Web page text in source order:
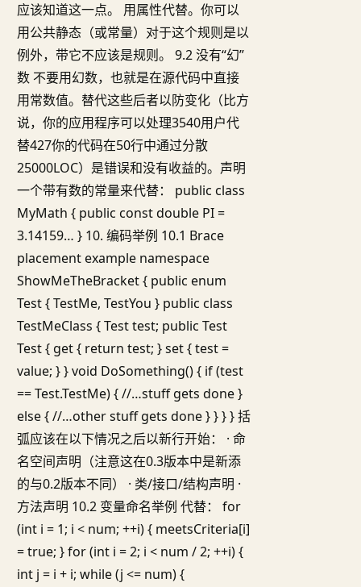
应该知道这一点。 用属性代替。你可以
用公共静态（或常量）对于这个规则是以
例外，带它不应该是规则。 9.2 没有“幻”
数 不要用幻数，也就是在源代码中直接
用常数值。替代这些后者以防变化（比方
说，你的应用程序可以处理3540用户代
替427你的代码在50行中通过分散
25000LOC）是错误和没有收益的。声明
一个带有数的常量来代替： public class
MyMath { public const double PI =
3.14159… } 10. 编码举例 10.1 Brace
placement example namespace
ShowMeTheBracket { public enum
Test { TestMe, TestYou } public class
TestMeClass { Test test; public Test
Test { get { return test; } set { test =
value; } } void DoSomething() { if (test
== Test.TestMe) { //…stuff gets done }
else { //…other stuff gets done } } } } 括
弧应该在以下情况之后以新行开始： · 命
名空间声明（注意这在0.3版本中是新添
的与0.2版本不同） · 类/接口/结构声明 ·
方法声明 10.2 变量命名举例 代替： for
(int i = 1; i < num; ++i) { meetsCriteria[i]
= true; } for (int i = 2; i < num / 2; ++i) {
int j = i + i; while (j <= num) {